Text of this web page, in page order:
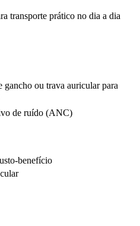
transporte prático no dia a dia
gancho ou trava auricular para
de ruído (ANC)
benefício